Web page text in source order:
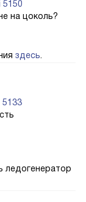
5150
на цоколь?
здесь
5133
ледогенератор